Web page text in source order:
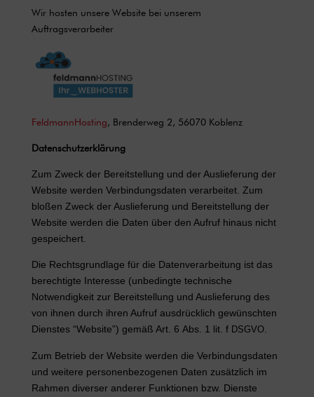
Wir hosten unsere Website bei unserem
Auftragsverarbeiter
FeldmannHosting, Brenderweg 2, 56070 Koblenz
Datenschutzerklärung
Zum Zweck der Bereitstellung und der Auslieferung der
Website werden Verbindungsdaten verarbeitet. Zum
bloßen Zweck der Auslieferung und Bereitstellung der
Website werden die Daten über den Aufruf hinaus nicht
gespeichert.
Die Rechtsgrundlage für die Datenverarbeitung ist das
berechtigte Interesse (unbedingte technische
Notwendigkeit zur Bereitstellung und Auslieferung des
von ihnen durch ihren Aufruf ausdrücklich gewünschten
Dienstes “Website”) gemäß Art. 6 Abs. 1 lit. f DSGVO.
Zum Betrieb der Website werden die Verbindungsdaten
und weitere personenbezogenen Daten zusätzlich im
Rahmen diverser anderer Funktionen bzw. Dienste